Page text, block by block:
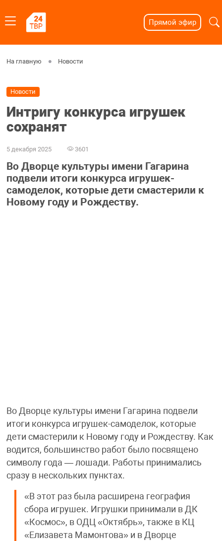
Прямой эфир
На главную Новости
Новости
Интригу конкурса игрушек
сохранят
5 декабря 2025 3601
Во Дворце культуры имени Гагарина
подвели итоги конкурса игрушек-
самоделок, которые дети смастерили к
Новому году и Рождеству.
Во Дворце культуры имени Гагарина подвели
итоги конкурса игрушек-самоделок, которые
дети смастерили к Новому году и Рождеству. Как
водится, большинство работ было посвящено
символу года — лошади. Работы принимались
сразу в нескольких пунктах.
«В этот раз была расширена география
сбора игрушек. Игрушки принимали в ДК
«Космос», в ОДЦ «Октябрь», также в КЦ
«Елизавета Мамонтова» и в Дворце